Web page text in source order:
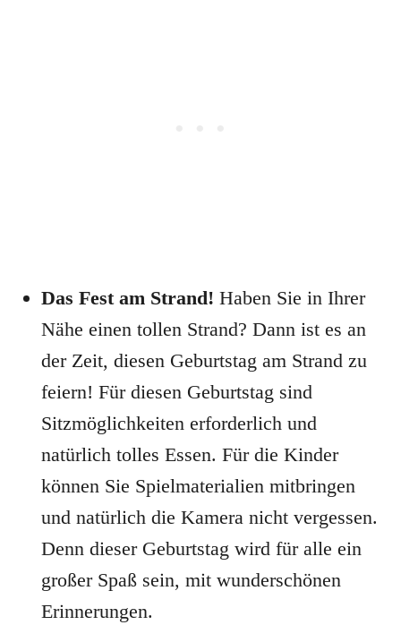
Das Fest am Strand! Haben Sie in Ihrer
Nähe einen tollen Strand? Dann ist es an
der Zeit, diesen Geburtstag am Strand zu
feiern! Für diesen Geburtstag sind
Sitzmöglichkeiten erforderlich und
natürlich tolles Essen. Für die Kinder
können Sie Spielmaterialien mitbringen
und natürlich die Kamera nicht vergessen.
Denn dieser Geburtstag wird für alle ein
großer Spaß sein, mit wunderschönen
Erinnerungen.